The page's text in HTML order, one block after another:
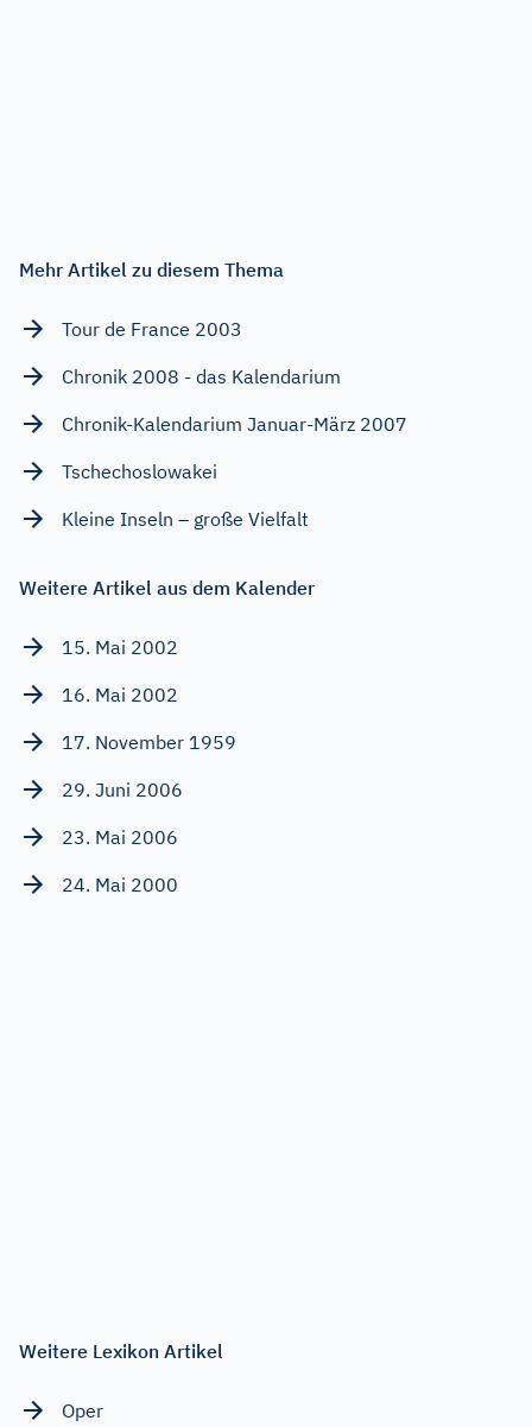
Mehr Artikel zu diesem Thema
Tour de France 2003
Chronik 2008 - das Kalendarium
Chronik-Kalendarium Januar-März 2007
Tschechoslowakei
Kleine Inseln – große Vielfalt
Weitere Artikel aus dem Kalender
15. Mai 2002
16. Mai 2002
17. November 1959
29. Juni 2006
23. Mai 2006
24. Mai 2000
Weitere Lexikon Artikel
Oper